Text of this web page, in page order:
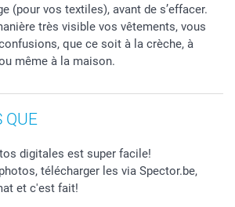
(pour vos textiles), avant de s’effacer.
très visible vos vêtements, vous
que ce soit à la crèche, à
même à la maison.
QUE
digitales est super facile!
télécharger les via Spector.be,
et c'est fait!